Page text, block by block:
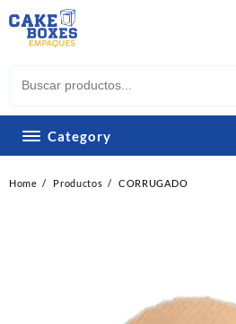
to
content
Category
Home Productos CORRUGADO